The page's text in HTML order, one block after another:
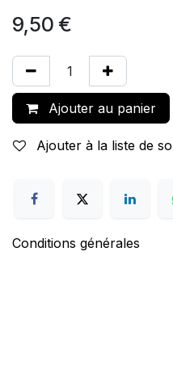
9,50 €
Ajouter au panier
Ajouter à la liste de
Conditions générales